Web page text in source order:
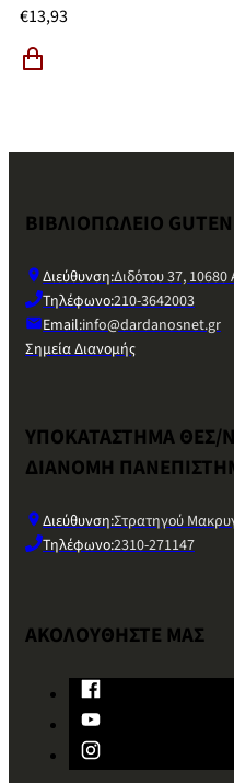
€13,93
ΒΙΒΛΙΟΠΩΛΕΙΟ
Διεύθυνση:Διδότου 37,
Τηλέφωνο:210-3642003
Email:info@dardanosnet.gr
Σημεία Διανομής
ΥΠΟΚΑΤΑΣΤΗΜΑ ΘΕΣ/
ΔΙΑΝΟΜΗ
Διεύθυνση:Στρατηγού
Τηλέφωνο:2310-271147
ΑΚΟΛΟΥΘΗΣΤΕ ΜΑΣ